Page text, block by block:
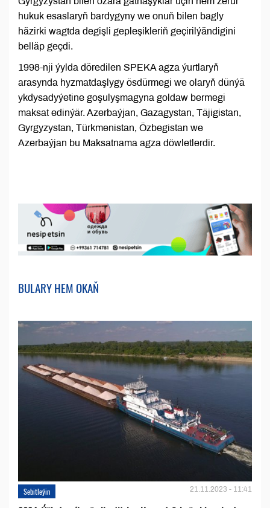
hukuk esaslaryň bardygyny we onuň bilen bagly
häzirki wagtda degişli gepleşikleriň geçirilýändigini
belläp geçdi.
1998-nji ýylda döredilen SPEKA agza ýurtlaryň
arasynda hyzmatdaşlygy ösdürmegi we olaryň dünýä
ykdysadyýetine goşulyşmagyna goldaw bermegi
maksat edinýär. Azerbaýjan, Gazagystan, Täjigistan,
Gyrgyzystan, Türkmenistan, Özbegistan we
Azerbaýjan bu Maksatnama agza döwletlerdir.
BULARY HEM OKAŇ
Sebitleýin 21.11.2023 - 11:41